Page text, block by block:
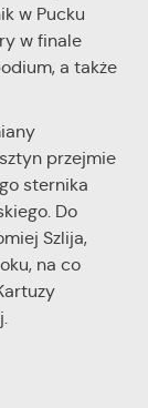
w Pucku
w finale
a także
przejmie
sternika
Do
Szlija,
na co